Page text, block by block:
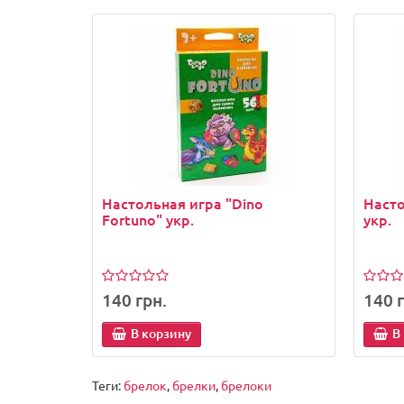
Настольная игра "Dino
Fortuno" укр.
140 грн.
В корзину
укр.
140
В
Теги: брелок, брелки, брелоки